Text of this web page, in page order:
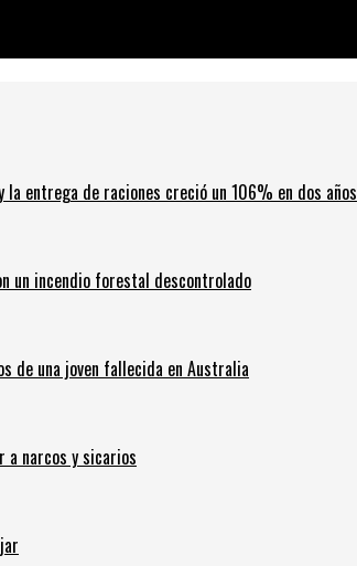
entrega de raciones creció un 106% en dos años
un incendio forestal descontrolado
de una joven fallecida en Australia
a narcos y sicarios